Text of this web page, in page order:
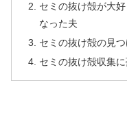
セミの抜け殻が大
なった夫
セミの抜け殻の見つ
セミの抜け殻収集